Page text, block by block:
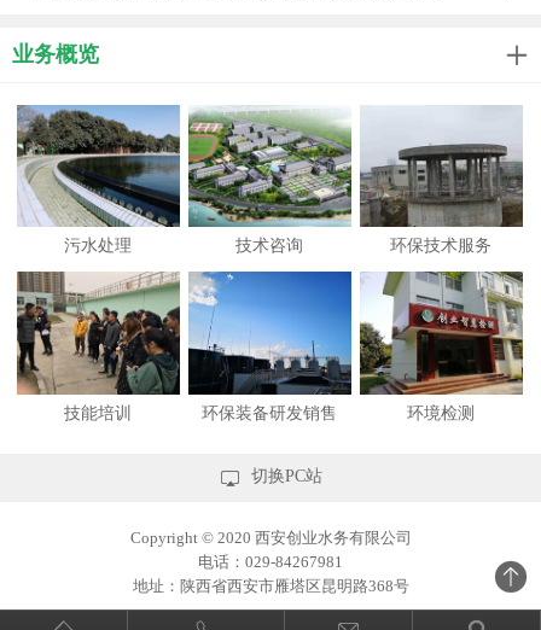
业务概览 
污水处理 技术咨询 环保技术服务
技能培训
环保装备研发销售
环境检测
 切换PC站
Copyright © 2020 西安创业水务有限公司
电话：029-84267981
地址：陕西省西安市雁塔区昆明路368号
